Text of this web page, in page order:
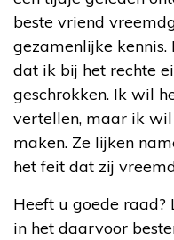
beste vriend
gezamenlijke
dat ik bij het rechte
geschrokken. Ik wil
vertellen, maar ik
maken. Ze lijken
het feit dat zij
Heeft u goede
in het daarvoor